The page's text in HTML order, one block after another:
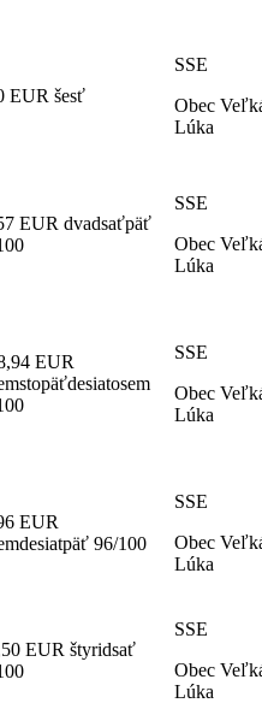
EUR šesť
SSE
Obec
Lúka
EUR dvadsaťpäť
SSE
Obec
Lúka
EUR
SSE
Obec
Lúka
EUR
96/100
SSE
Obec
Lúka
EUR štyridsať
SSE
Obec
Lúka